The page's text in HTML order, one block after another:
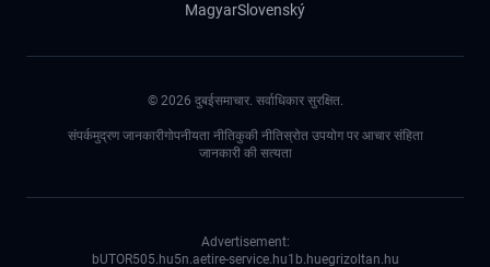
MagyarSlovenský
© 2026 दुबईसमाचार. सर्वाधिकार सुरक्षित.
संपर्कमुद्रण जानकारीगोपनीयता नीतिकुकी नीतिस्रोत उपयोग पर आचार संहिता
जानकारी की सत्यता
Advertisement:
bUTOR505.hu5n.aetire-service.hu1b.huegrizoltan.hu